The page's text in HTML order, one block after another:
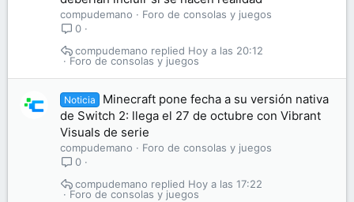
compudemano
Foro de consolas y juegos
0
Foro de consolas y juegos
Hoy a las 20:12
compudemano
Noticia
Minecraft pone fecha a su versión nativa
de Switch 2: llega el 27 de octubre con Vibrant
Visuals de serie
compudemano
Foro de consolas y juegos
0
Foro de consolas y juegos
Hoy a las 17:22
compudemano